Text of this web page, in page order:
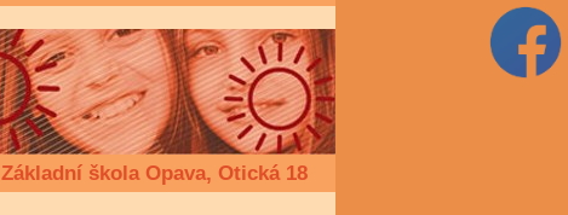
Základní škola Opava, Otická 18